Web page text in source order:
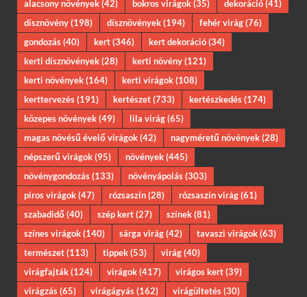
alacsony növények(42) bokros virágok(35) dekoráció(41)
dísznövény(198) dísznövények(194) fehér virág(76)
gondozás(40) kert(346) kert dekoráció(34)
kerti dísznövények(28) kerti növény(121)
kerti növények(164) kerti virágok(108)
kerttervezés(191) kertészet(733) kertészkedés(174)
közepes növények(49) lila virág(65)
magas növésű évelő virágok(42) nagyméretű növények(28)
népszerű virágok(95) növények(445)
növénygondozás(133) növényápolás(303)
piros virágok(47) rózsaszín(28) rózsaszín virág(61)
szabadidő(40) szép kert(27) színek(81)
színes virágok(140) sárga virág(42) tavaszi virágok(63)
természet(113) tippek(53) virág(40)
virágfajták(124) virágok(417) virágos kert(39)
virágzás(65) virágágyás(162) virágültetés(30)